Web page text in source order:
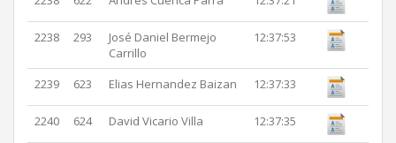
2238 293
José Daniel Bermejo
Carrillo
12:37:53
2239 623 Elias Hernandez Baizan 12:37:33
2240 624 David Vicario Villa 12:37:35